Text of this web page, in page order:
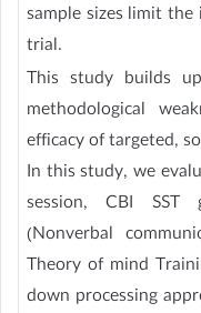
sample sizes limit
trial.
This study builds
methodological
efficacy of targeted,
In this study, we
session, CBI SST
(Nonverbal
Theory of mind
down processing